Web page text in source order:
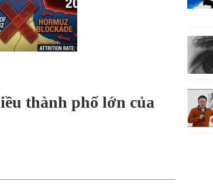
thành phố lớn của